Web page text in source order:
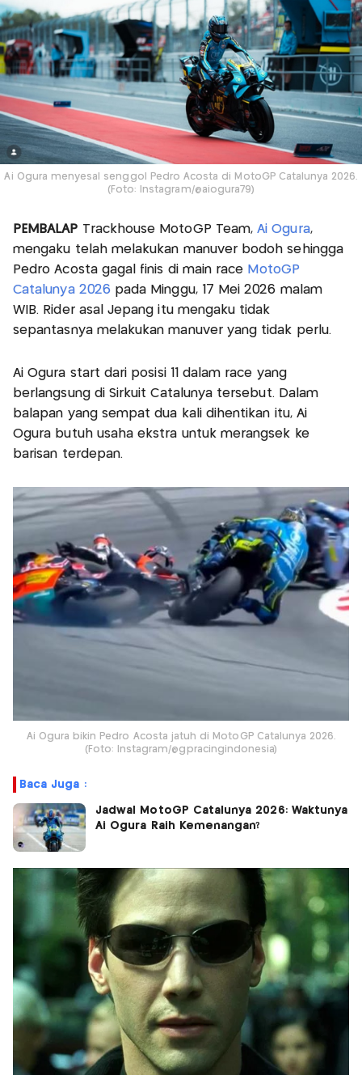
Ai Ogura menyesal senggol Pedro Acosta di MotoGP Catalunya 2026.
(Foto: Instagram/@aiogura79)
PEMBALAP Trackhouse MotoGP Team,Ai Ogura,
mengaku telah melakukan manuver bodoh sehingga
Pedro Acosta gagal finis di main race MotoGP
Catalunya 2026 pada Minggu, 17 Mei 2026 malam
WIB. Rider asal Jepang itu mengaku tidak
sepantasnya melakukan manuver yang tidak perlu.
Ai Ogura start dari posisi 11 dalam race yang
berlangsung di Sirkuit Catalunya tersebut. Dalam
balapan yang sempat dua kali dihentikan itu, Ai
Ogura butuh usaha ekstra untuk merangsek ke
barisan terdepan.
Ai Ogura bikin Pedro Acosta jatuh di MotoGP Catalunya 2026.
(Foto: Instagram/@gpracingindonesia)
Baca Juga :
Jadwal MotoGP Catalunya 2026: Waktunya
Ai Ogura Raih Kemenangan?